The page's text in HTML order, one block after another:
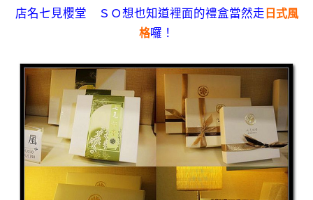
店名七見櫻堂 ＳＯ想也知道裡面的禮盒當然走 日式風
格囉！